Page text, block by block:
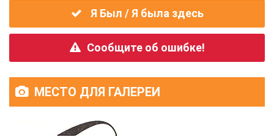
Я Был / Я была здесь
Сообщите об ошибке!
МЕСТО ДЛЯ ГАЛЕРЕИ